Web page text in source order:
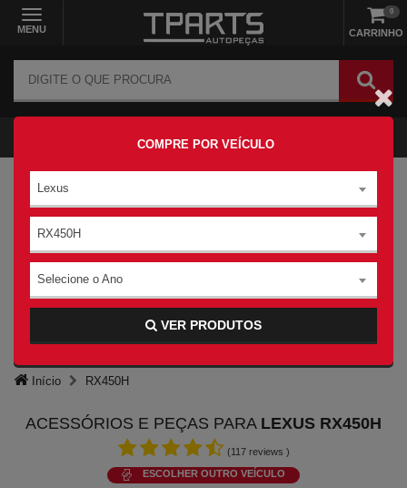
MENU CARRINHO
0
COMPRE POR VEÍCULO
Lexus
RX450H
Selecione o Ano
VER PRODUTOS
Início RX450H
ACESSÓRIOS E PEÇAS PARA LEXUS RX450H
(117reviews )
ESCOLHER OUTRO VEÍCULO